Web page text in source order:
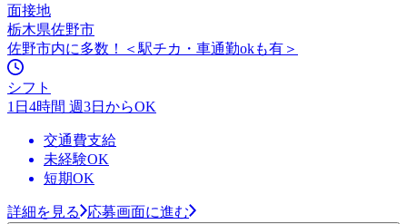
面接地
栃木県佐野市
佐野市内に多数！＜駅チカ・車通勤okも有＞
シフト
1日4時間 週3日からOK
交通費支給
未経験OK
短期OK
詳細を見る 応募画面に進む